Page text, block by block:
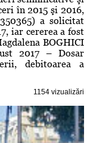
în 2015 şi 2016,
a solicitat
iar cererea a fost
BOGHICI
2017 – Dosar
debitoarea a
1154 vizualizări